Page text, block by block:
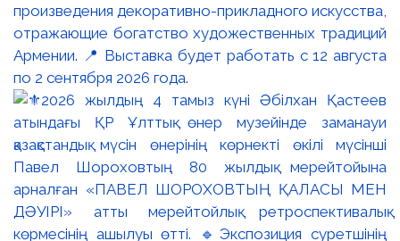
произведения декоративно-прикладного искусства,
отражающие богатство художественных традиций
Армении. 📍 Выставка будет работать с 12 августа
по 2 сентября 2026 года.